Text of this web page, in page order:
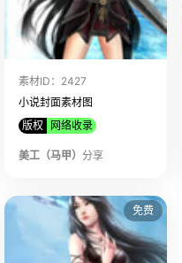
素材ID：2427
小说封面素材图
版权 网络收录
美工（马甲） 分享
免费